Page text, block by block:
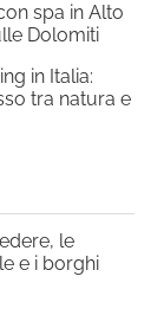
spa in Alto
Dolomiti
in Italia:
tra natura e
le
e i borghi